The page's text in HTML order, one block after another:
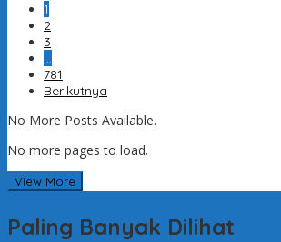
1
2
3
…
781
Berikutnya
No More Posts Available.
No more pages to load.
View More
Paling Banyak Dilihat